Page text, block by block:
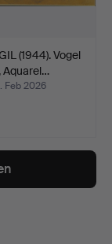
(1944). Vogel
Aquarel…
Feb 2026